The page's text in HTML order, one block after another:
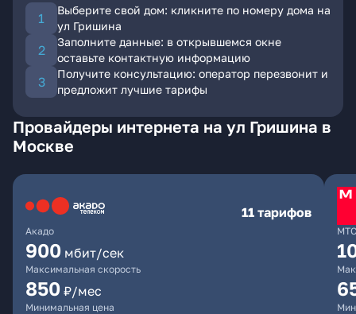
Выберите свой дом: кликните по номеру дома на
ул Гришина
Заполните данные: в открывшемся окне
оставьте контактную информацию
Получите консультацию: оператор перезвонит и
предложит лучшие тарифы
Провайдеры интернета на ул Гришина в
Москве
Акадо
11 тарифов
900 мбит/сек
Максимальная скорость
850 ₽/мес
Минимальная цена
МТС